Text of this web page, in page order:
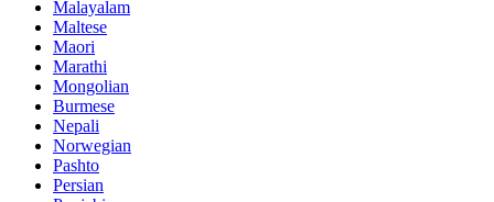
Malayalam
Maltese
Maori
Marathi
Mongolian
Burmese
Nepali
Norwegian
Pashto
Persian